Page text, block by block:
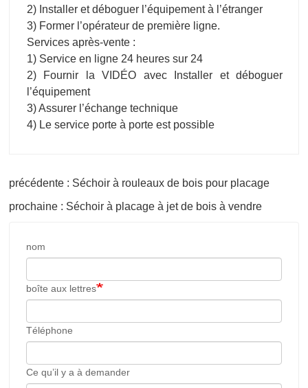
2) Installer et déboguer l’équipement à l’étranger
3) Former l’opérateur de première ligne.
Services après-vente :
1) Service en ligne 24 heures sur 24
2) Fournir la VIDÉO avec Installer et déboguer
l’équipement
3) Assurer l’échange technique
4) Le service porte à porte est possible
précédente : Séchoir à rouleaux de bois pour placage
prochaine : Séchoir à placage à jet de bois à vendre
nom
boîte aux lettres
Téléphone
Ce qu’il y a à demander